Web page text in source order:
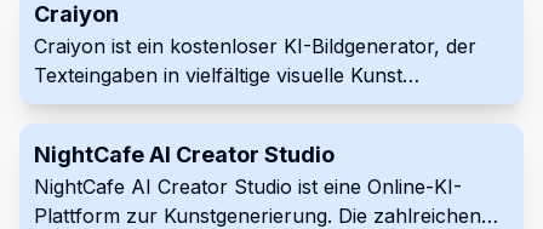
Interpretation der KI und die Generierung des
endgültigen Bildes lenken. Dieses zugängliche
Online-Tool ist sowohl für Anfänger als auch für
erfahrene Künstler geeignet.
Craiyon
Craiyon ist ein kostenloser KI-Bildgenerator, der
Texteingaben in vielfältige visuelle Kunst
umwandelt. Er ist über eine benutzerfreundliche
Ersteller, Pädagogen und alle, die kreative
Inspiration suchen.
NightCafe AI Creator Studio
NightCafe AI Creator Studio ist eine Online-KI-
Plattform zur Kunstgenerierung. Die zahlreichen